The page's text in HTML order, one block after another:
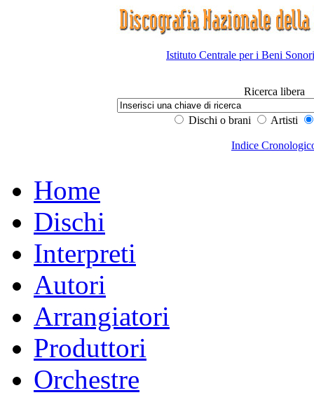
Istituto Centrale per i Beni
Ricerca libera
Dischi o brani Artisti
Indice
Home
Dischi
Interpreti
Autori
Arrangiatori
Produttori
Orchestre